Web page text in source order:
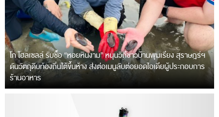
โก โฮลเซลล์ รับซื้อ “หอยหินงาม” หนุนวิถีชาวบ้านพุมเรียง สุราษฎร์ฯ
ดันวัตถุดิบท้องถิ่นใต้ขึ้นห้าง ส่งต่อเมนูลับต่อยอดไอเดียผู้ประกอบการ
ร้านอาหาร